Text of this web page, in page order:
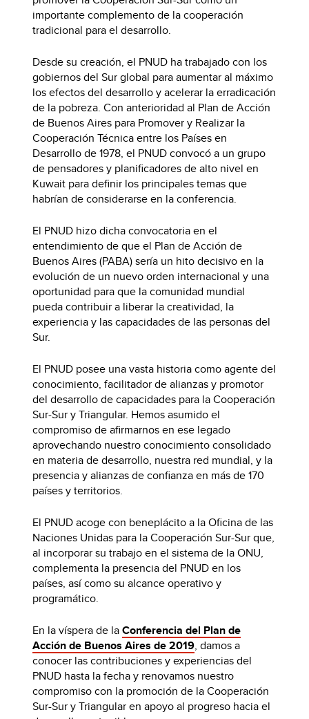
importante complemento de la cooperación
tradicional para el desarrollo.
Desde su creación, el PNUD ha trabajado con los
gobiernos del Sur global para aumentar al máximo
los efectos del desarrollo y acelerar la erradicación
de la pobreza. Con anterioridad al Plan de Acción
de Buenos Aires para Promover y Realizar la
Cooperación Técnica entre los Países en
Desarrollo de 1978, el PNUD convocó a un grupo
de pensadores y planificadores de alto nivel en
Kuwait para definir los principales temas que
habrían de considerarse en la conferencia.
El PNUD hizo dicha convocatoria en el
entendimiento de que el Plan de Acción de
Buenos Aires (PABA) sería un hito decisivo en la
evolución de un nuevo orden internacional y una
oportunidad para que la comunidad mundial
pueda contribuir a liberar la creatividad, la
experiencia y las capacidades de las personas del
Sur.
El PNUD posee una vasta historia como agente del
conocimiento, facilitador de alianzas y promotor
del desarrollo de capacidades para la Cooperación
Sur-Sur y Triangular. Hemos asumido el
compromiso de afirmarnos en ese legado
aprovechando nuestro conocimiento consolidado
en materia de desarrollo, nuestra red mundial, y la
presencia y alianzas de confianza en más de 170
países y territorios.
El PNUD acoge con beneplácito a la Oficina de las
Naciones Unidas para la Cooperación Sur-Sur que,
al incorporar su trabajo en el sistema de la ONU,
complementa la presencia del PNUD en los
países, así como su alcance operativo y
programático.
En la víspera de laConferencia del Plan de
Acción de Buenos Aires de 2019, damos a
conocer las contribuciones y experiencias del
PNUD hasta la fecha y renovamos nuestro
compromiso con la promoción de la Cooperación
Sur-Sur y Triangular en apoyo al progreso hacia el